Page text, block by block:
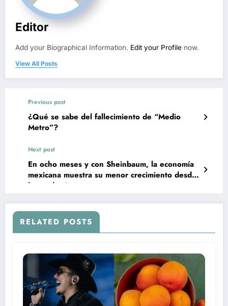
Editor
Add your Biographical Information. Edit your Profile now.
View All Posts
Previous post
¿Qué se sabe del fallecimiento de “Medio
Metro”?
Next post
En ocho meses y con Sheinbaum, la economía
mexicana muestra su menor crecimiento desde
la pandemia
RELATED POSTS